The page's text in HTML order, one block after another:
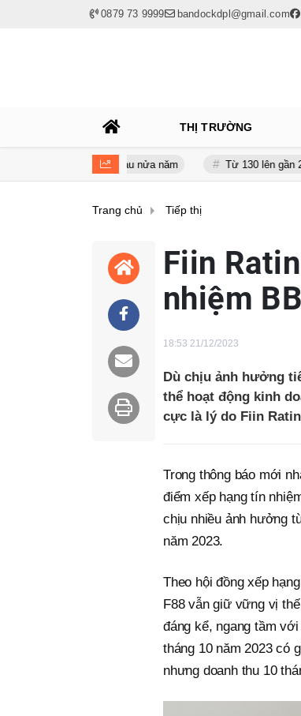
0879 73 9999 bandockdpl@gmail.com
THỊ TRƯỜNG
120 tỷ sau nửa năm Từ 130 lên gần 2.700 tỷ đồng -
Trang chủ Tiếp thị
Fiin
nhiệm
18:53 21/12/2023
Dù chịu ảnh hưởng
thể hoạt động kinh
cực là lý do Fiin
Trong thông báo mới
điểm xếp hạng tín
chịu nhiều ảnh hưởng
năm 2023.
Theo hội đồng xếp
F88 vẫn giữ vững vị
đáng kể, ngang tầm
tháng 10 năm 2023 có
nhưng doanh thu 10